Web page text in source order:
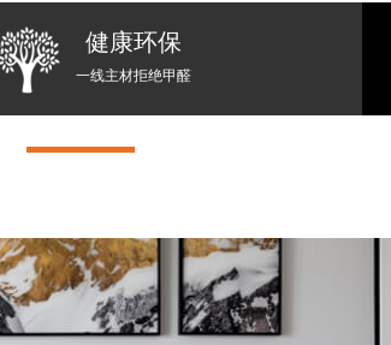
健康环保
一线主材拒绝甲醛